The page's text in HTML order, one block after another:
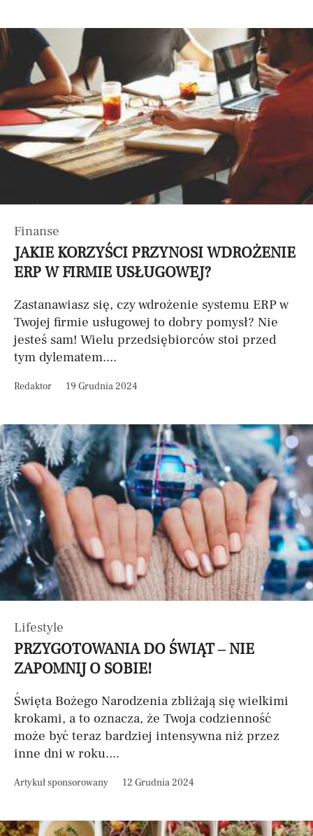
Finanse
JAKIE KORZYŚCI PRZYNOSI WDROŻENIE
ERP W FIRMIE USŁUGOWEJ?
Zastanawiasz się, czy wdrożenie systemu ERP w
Twojej firmie usługowej to dobry pomysł? Nie
jesteś sam! Wielu przedsiębiorców stoi przed
tym dylematem....
Redaktor 19 Grudnia 2024
Lifestyle
PRZYGOTOWANIA DO ŚWIĄT – NIE
ZAPOMNIJ O SOBIE!
Święta Bożego Narodzenia zbliżają się wielkimi
krokami, a to oznacza, że Twoja codzienność
może być teraz bardziej intensywna niż przez
inne dni w roku....
Artykuł sponsorowany 12 Grudnia 2024